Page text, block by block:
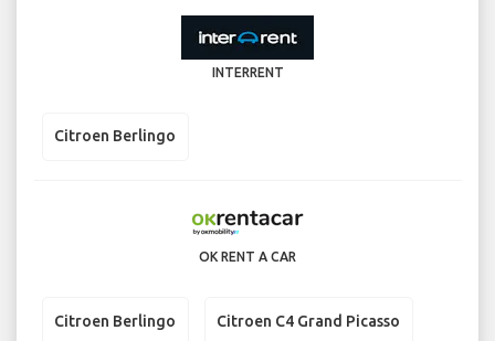
INTERRENT
Citroen Berlingo
OK RENT A CAR
Citroen Berlingo Citroen C4 Grand Picasso